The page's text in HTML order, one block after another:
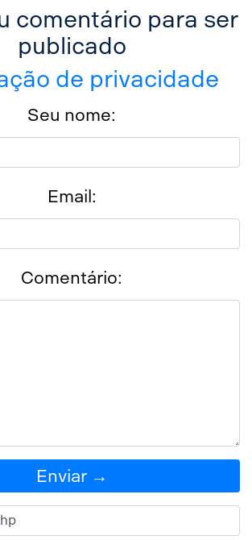
comentário para ser
publicado
de privacidade
Seu nome:
Email:
Comentário:
Enviar →